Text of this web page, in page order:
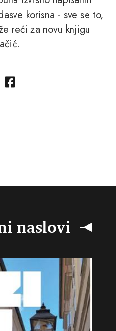
korisna - sve se to,
reći za novu knjigu
naslovi